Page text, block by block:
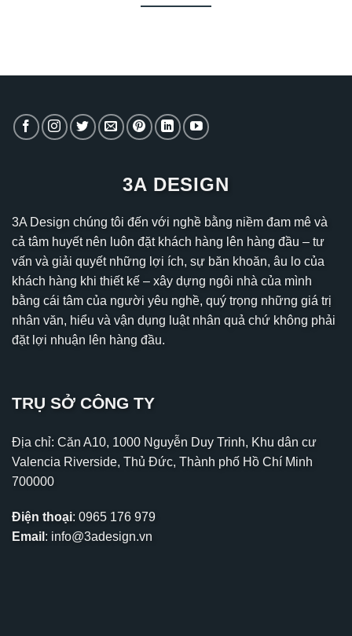
3A DESIGN
3A Design chúng tôi đến với nghề bằng niềm đam mê và
cả tâm huyết nên luôn đặt khách hàng lên hàng đầu – tư
vấn và giải quyết những lợi ích, sự băn khoăn, âu lo của
khách hàng khi thiết kế – xây dựng ngôi nhà của mình
bằng cái tâm của người yêu nghề, quý trọng những giá trị
nhân văn, hiểu và vận dụng luật nhân quả chứ không phải
đặt lợi nhuận lên hàng đầu.
TRỤ SỞ CÔNG TY
Địa chỉ: Căn A10, 1000 Nguyễn Duy Trinh, Khu dân cư
Valencia Riverside, Thủ Đức, Thành phố Hồ Chí Minh
700000
Điện thoại: 0965 176 979
Email : info@3adesign.vn